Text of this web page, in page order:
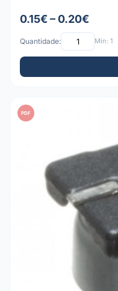
0.15€ – 0.20€
Quantidade: Mín: 1
PDF